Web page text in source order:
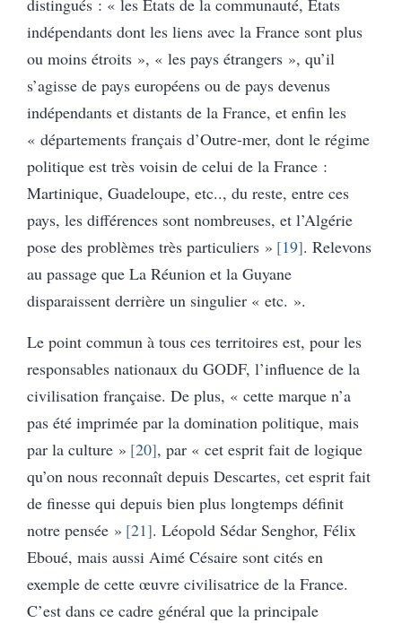
distingués : « les États de la communauté, États
indépendants dont les liens avec la France sont plus
ou moins étroits », « les pays étrangers », qu’il
s’agisse de pays européens ou de pays devenus
indépendants et distants de la France, et enfin les
« départements français d’Outre-mer, dont le régime
politique est très voisin de celui de la France :
Martinique, Guadeloupe, etc.., du reste, entre ces
pays, les différences sont nombreuses, et l’Algérie
pose des problèmes très particuliers » 19 . Relevons
au passage que La Réunion et la Guyane
disparaissent derrière un singulier « etc. ».
Le point commun à tous ces territoires est, pour les
responsables nationaux du GODF, l’influence de la
civilisation française. De plus, « cette marque n’a
pas été imprimée par la domination politique, mais
par la culture » 20 , par « cet esprit fait de logique
qu’on nous reconnaît depuis Descartes, cet esprit fait
de finesse qui depuis bien plus longtemps définit
notre pensée » 21 . Léopold Sédar Senghor, Félix
Eboué, mais aussi Aimé Césaire sont cités en
exemple de cette œuvre civilisatrice de la France.
C’est dans ce cadre général que la principale